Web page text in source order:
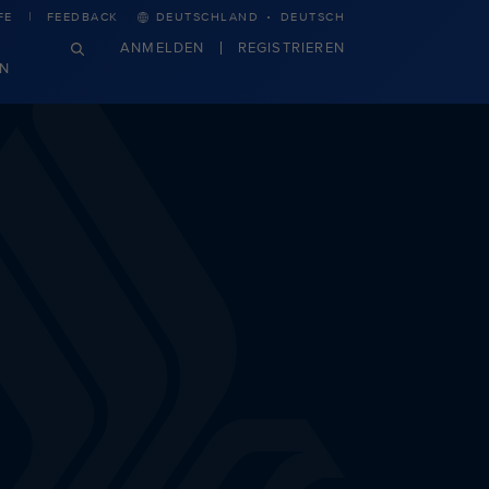
FEEDBACK DEUTSCHLAND · DEUTSCH
ANMELDEN REGISTRIEREN